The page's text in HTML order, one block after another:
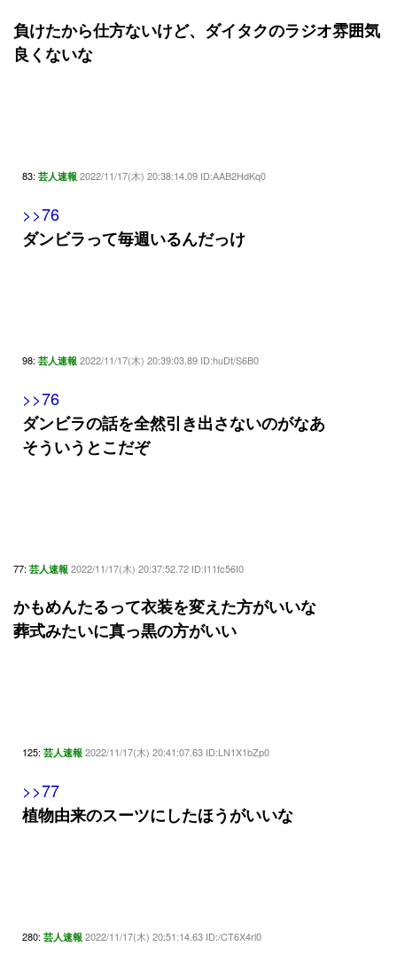
負けたから仕方ないけど、ダイタクのラジオ雰囲気
良くないな
83: 芸人速報 2022/11/17(木) 20:38:14.09 ID:AAB2HdKq0
>>76
ダンビラって毎週いるんだっけ
98: 芸人速報 2022/11/17(木) 20:39:03.89 ID:huDt/S6B0
>>76
ダンビラの話を全然引き出さないのがなあ
そういうとこだぞ
77: 芸人速報 2022/11/17(木) 20:37:52.72 ID:I11fc56I0
かもめんたるって衣装を変えた方がいいな
葬式みたいに真っ黒の方がいい
125: 芸人速報 2022/11/17(木) 20:41:07.63 ID:LN1X1bZp0
>>77
植物由来のスーツにしたほうがいいな
280: 芸人速報 2022/11/17(木) 20:51:14.63 ID:/CT6X4rl0